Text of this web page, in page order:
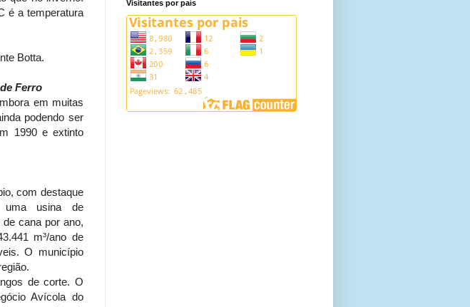
é a temperatura
Botta.
Ferro
em muitas
podendo ser
1990 e extinto
com destaque
uma usina de
cana por ano,
m³/ano de
O município
de corte. O
Avícola do
Visitantes por país